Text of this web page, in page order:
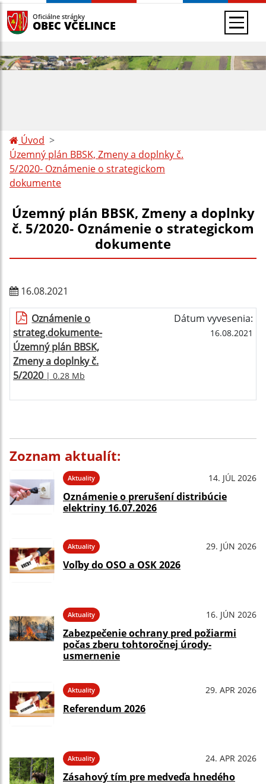
Oficiálne stránky
OBEC VČELINCE
Úvod
Územný plán BBSK, Zmeny a doplnky č.
5/2020- Oznámenie o strategickom
dokumente
Územný plán BBSK, Zmeny a doplnky
č. 5/2020- Oznámenie o strategickom
dokumente
16.08.2021
Oznámenie o
strateg.dokumente-
Územný plán BBSK,
Zmeny a doplnky č.
5/2020 | 0.28 Mb
Dátum vyvesenia:
16.08.2021
Zoznam aktualít:
Aktuality 14. JÚL 2026
Oznámenie o prerušení distribúcie
elektriny 16.07.2026
Aktuality 29. JÚN 2026
Voľby do OSO a OSK 2026
Aktuality 16. JÚN 2026
Zabezpečenie ochrany pred požiarmi
počas zberu tohtoročnej úrody-
usmernenie
Aktuality 29. APR 2026
Referendum 2026
Aktuality 24. APR 2026
Zásahový tím pre medveďa hnedého